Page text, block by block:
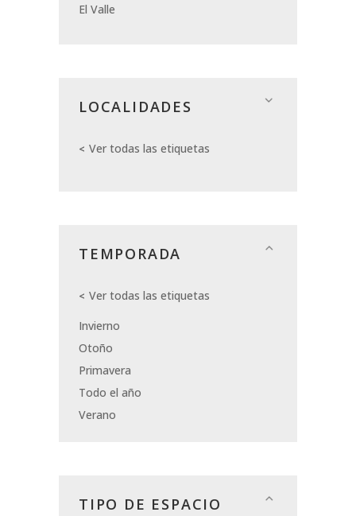
El Valle
LOCALIDADES
Ver todas las etiquetas
TEMPORADA
Ver todas las etiquetas
Invierno
Otoño
Primavera
Todo el año
Verano
TIPO DE ESPACIO